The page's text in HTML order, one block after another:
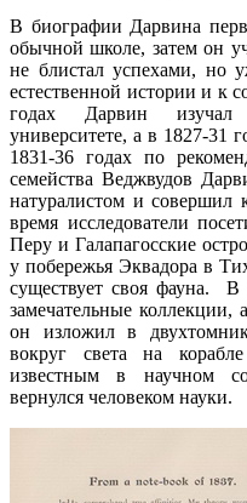
В биографии Дарвина
обычной школе, затем он
не блистал успехами, но
естественной истории и к
годах Дарвин
университете, а в 1827-
1831-36 годах по
семейства Веджвудов
натуралистом и совершил
время исследователи
Перу и Галапагосские
у побережья Эквадора в
существует своя фауна.
замечательные
он изложил в
вокруг света на
известным в научном
вернулся человеком науки.